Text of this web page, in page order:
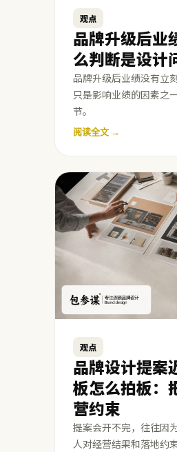
观点
品牌升级后业
么判断是设计
品牌升级后业绩没有立
只是影响业绩的因素之
节。
阅读全文 →
观点
品牌设计提案
板怎么拍板：
营约束
提案会开不完，往往因
人对经营结果和落地约